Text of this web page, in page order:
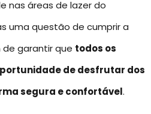
nas áreas de lazer do
uma questão de cumprir a
garantir que todos os
de desfrutar dos
segura e confortável.